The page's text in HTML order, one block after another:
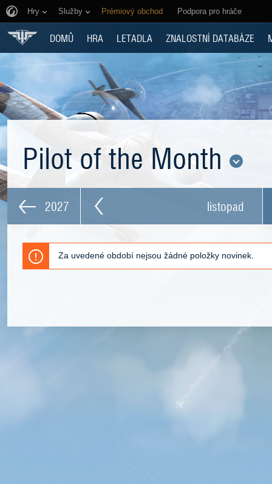
Hry Služby Prémiový obchod Podpora pro hráče
DOMŮ HRA LETADLA ZNALOSTNÍ DATABÁZE
Pilot of the Month
2027 listopad
Za uvedené období nejsou žádné položky novinek.